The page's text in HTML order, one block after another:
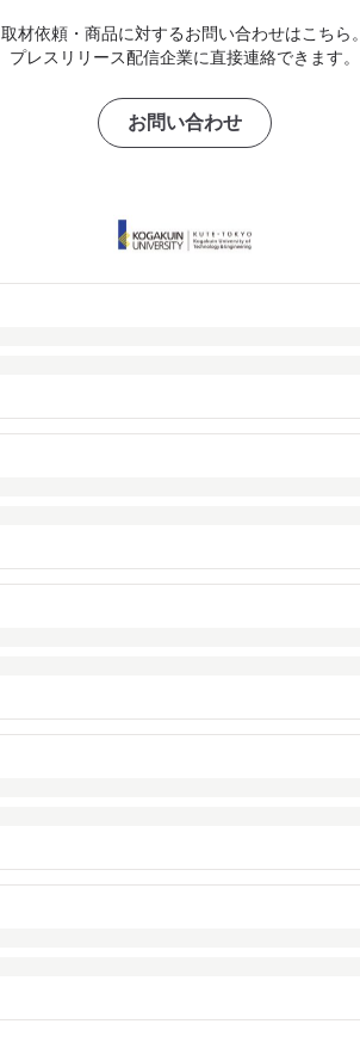
取材依頼・商品に対するお問い合わせはこちら。
プレスリリース配信企業に直接連絡できます。
お問い合わせ